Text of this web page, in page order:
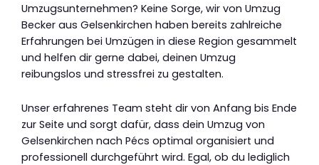
Umzugsunternehmen? Keine Sorge, wir von Umzug
Becker aus Gelsenkirchen haben bereits zahlreiche
Erfahrungen bei Umzügen in diese Region gesammelt
und helfen dir gerne dabei, deinen Umzug
reibungslos und stressfrei zu gestalten.
Unser erfahrenes Team steht dir von Anfang bis Ende
zur Seite und sorgt dafür, dass dein Umzug von
Gelsenkirchen nach Pécs optimal organisiert und
professionell durchgeführt wird. Egal, ob du lediglich